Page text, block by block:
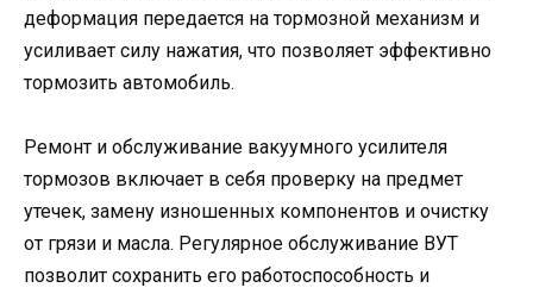
деформация передается на тормозной механизм и
усиливает силу нажатия, что позволяет эффективно
тормозить автомобиль.
Ремонт и обслуживание вакуумного усилителя
тормозов включает в себя проверку на предмет
утечек, замену изношенных компонентов и очистку
от грязи и масла. Регулярное обслуживание ВУТ
позволит сохранить его работоспособность и